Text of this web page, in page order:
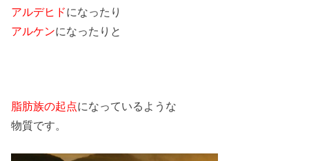
アルデヒドになったり
アルケンになったりと
脂肪族の起点になっているような
物質です。